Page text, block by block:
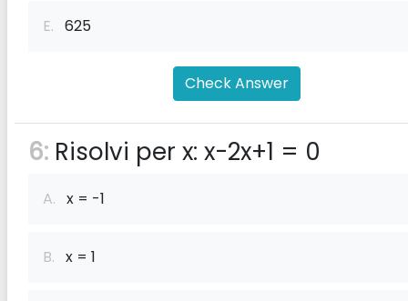
E. 625
Check Answer
6: Risolvi per x: x-2x+1 = 0
A. x = -1
B. x = 1